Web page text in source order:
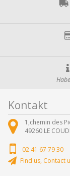
Kontakt
1,chemin des
49260 LE
02 41 67 79 30
Find us, Contact